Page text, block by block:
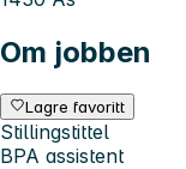
Om jobben
Lagre favoritt
Stillingstittel
BPA assistent